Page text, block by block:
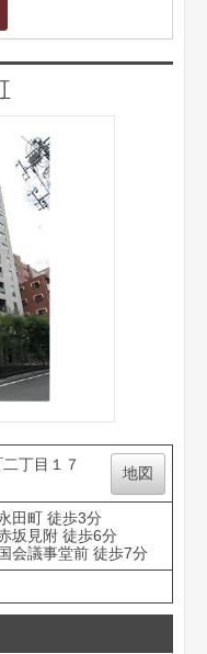
丁目１７
地図
田町 徒歩3分
坂見附 徒歩6分
会議事堂前 徒歩7分